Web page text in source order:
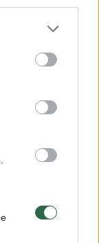
00:00:30
moterų ir
aplinkkelis: